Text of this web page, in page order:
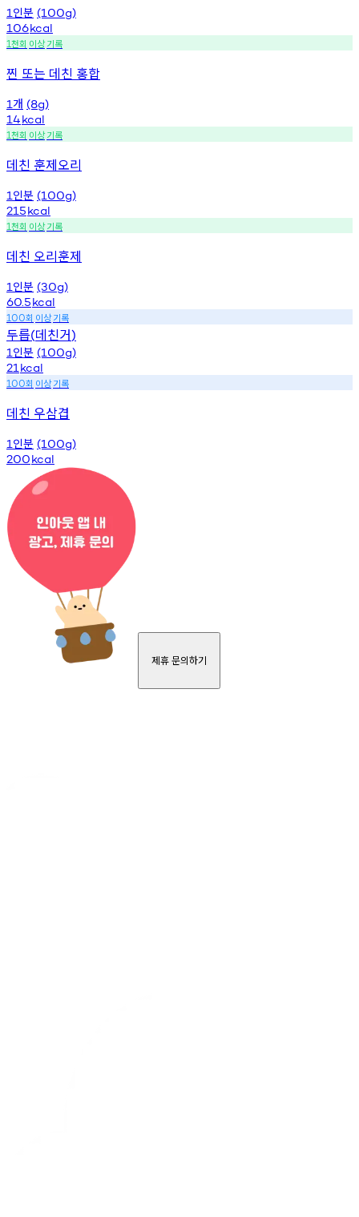
1 인분 (100g)
106kcal
1천회 이상기록
찐 또는 데친 홍합
1 개 (8g)
14kcal
1천회 이상기록
데친 훈제오리
1 인분 (100g)
215kcal
1천회 이상기록
데친 오리훈제
1 인분 (30g)
60.5kcal
100회 이상기록
두릅(데친거)
1 인분 (100g)
21 kcal
100회 이상기록
데친 우삼겹
1 인분 (100g)
200kcal
제휴 문의하기